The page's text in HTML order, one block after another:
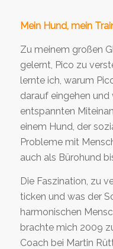
Mein Hund, mein
Zu meinem großen
gelernt, Pico zu
lernte ich, warum
darauf eingehen
entspannten
einem Hund, der
Probleme mit
auch als Bürohund
Die Faszination, zu
ticken und was der
harmonischen
brachte mich 2009
Coach bei Martin